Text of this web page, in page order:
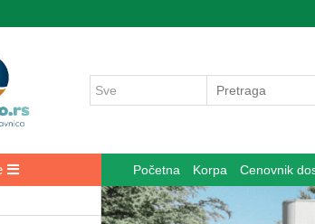
Početna Korpa Cenovnik